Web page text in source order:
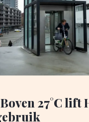
27°C lift